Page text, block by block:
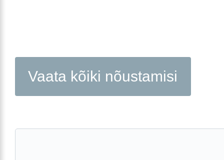
Vaata kõiki nõustamisi